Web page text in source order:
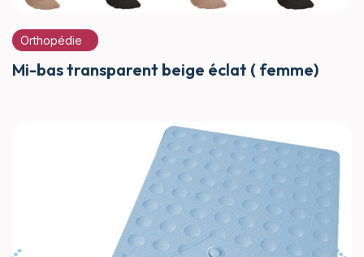
Orthopédie
Mi-bas transparent beige éclat ( femme)